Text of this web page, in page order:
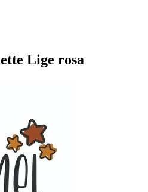
Lige rosa